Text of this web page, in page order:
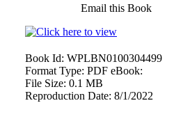
Email this Book
Book Id: WPLBN0100304499
Format Type: PDF eBook:
File Size: 0.1 MB
Reproduction Date: 8/1/2022